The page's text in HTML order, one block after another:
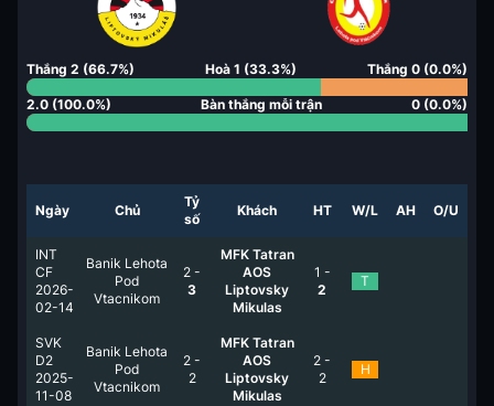
Thắng 2 (66.7%) Hoà 1 (33.3%) Thắng 0 (0.0%)
2.0 (100.0%) Bàn thắng mỗi trận 0 (0.0%)
Ngày Chủ
Tỷ
số
Khách HT W/L AH O/U
INT
CF
2026-
02-14
Banik Lehota
Pod
Vtacnikom
2 -
3
MFK Tatran
AOS
Liptovsky
Mikulas
1 -
2
T
SVK
D2
2025-
11-08
Banik Lehota
Pod
Vtacnikom
2 -
2
MFK Tatran
AOS
Liptovsky
Mikulas
2 -
2
H